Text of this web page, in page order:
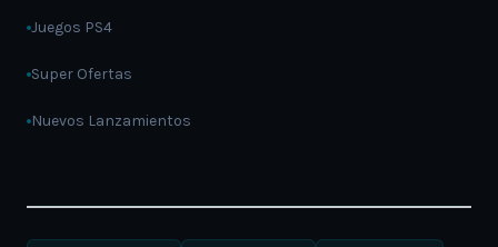
Juegos PS4
Super Ofertas
Nuevos Lanzamientos